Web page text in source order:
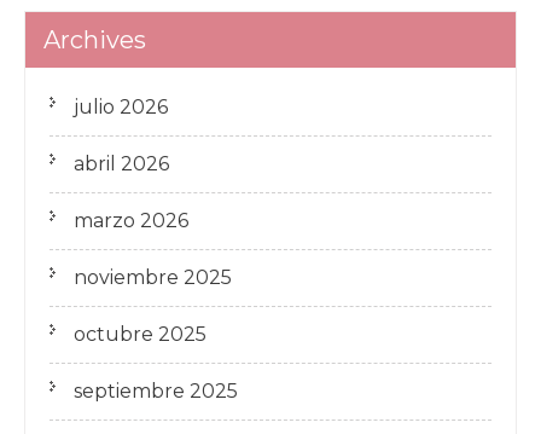
Archives
julio 2026
abril 2026
marzo 2026
noviembre 2025
octubre 2025
septiembre 2025